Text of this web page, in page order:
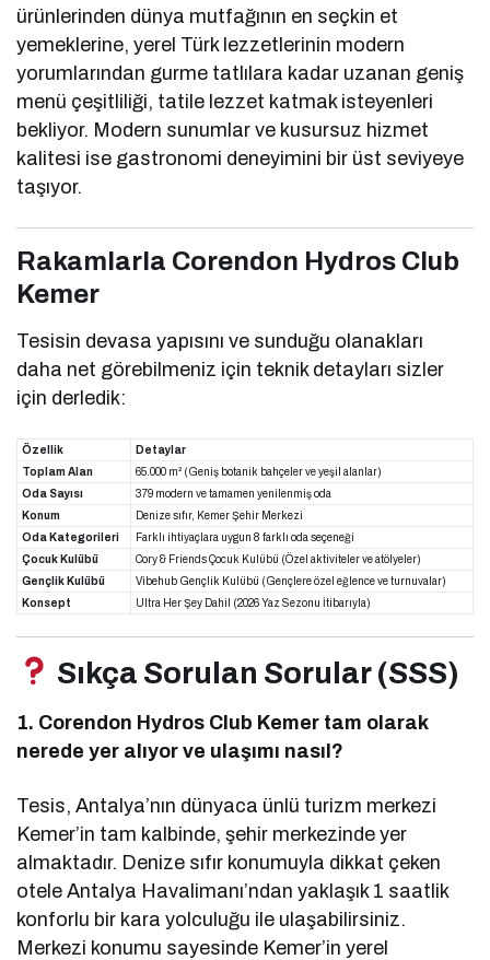
ürünlerinden dünya mutfağının en seçkin et
yemeklerine, yerel Türk lezzetlerinin modern
yorumlarından gurme tatlılara kadar uzanan geniş
menü çeşitliliği, tatile lezzet katmak isteyenleri
bekliyor. Modern sunumlar ve kusursuz hizmet
kalitesi ise gastronomi deneyimini bir üst seviyeye
taşıyor.
Rakamlarla Corendon Hydros Club
Kemer
Tesisin devasa yapısını ve sunduğu olanakları
daha net görebilmeniz için teknik detayları sizler
için derledik:
Özellik
Detaylar
Toplam Alan
65.000 m² (Geniş botanik bahçeler ve yeşil alanlar)
Oda Sayısı
379 modern ve tamamen yenilenmiş oda
Konum
Denize sıfır, Kemer Şehir Merkezi
Oda Kategorileri
Farklı ihtiyaçlara uygun 8 farklı oda seçeneği
Çocuk Kulübü
Cory & Friends Çocuk Kulübü (Özel aktiviteler ve atölyeler)
Gençlik Kulübü
Vibehub Gençlik Kulübü (Gençlere özel eğlence ve turnuvalar)
Konsept
Ultra Her Şey Dahil (2026 Yaz Sezonu İtibarıyla)
Sıkça Sorulan Sorular (SSS)
1. Corendon Hydros Club Kemer tam olarak
nerede yer alıyor ve ulaşımı nasıl?
Tesis, Antalya’nın dünyaca ünlü turizm merkezi
Kemer’in tam kalbinde, şehir merkezinde yer
almaktadır. Denize sıfır konumuyla dikkat çeken
otele Antalya Havalimanı’ndan yaklaşık 1 saatlik
konforlu bir kara yolculuğu ile ulaşabilirsiniz.
Merkezi konumu sayesinde Kemer’in yerel